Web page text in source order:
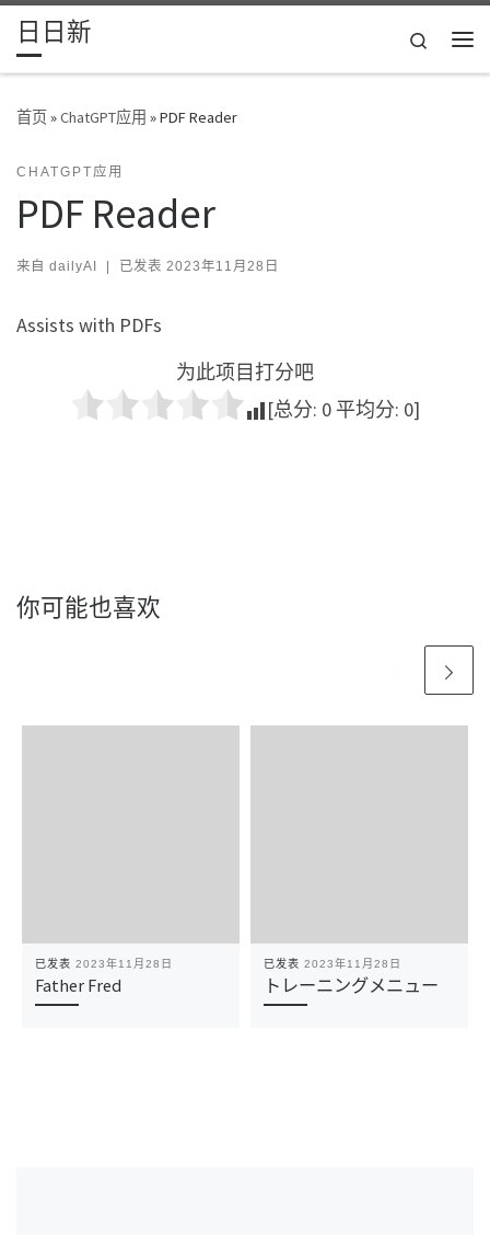
Skip to content
日日新
Search
首页»ChatGPT应用 »PDF Reader
CHATGPT应用
PDF Reader
来自 dailyAI | 已发表 2023年11月28日
Assists with PDFs
为此项目打分吧
[总分: 0 平均分: 0]
你可能也喜欢
已发表 2023年11月28日
Father Fred
已发表 2023年11月28日
トレーニングメニュー